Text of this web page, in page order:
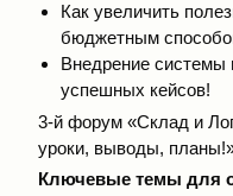
Как увеличить
бюджетным
Внедрение системы
успешных кейсов!
3-й форум «Склад и
уроки, выводы,
Ключевые темы для